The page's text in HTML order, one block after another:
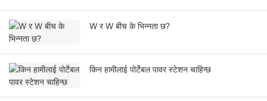
W र W बीच के भिन्नता छ?
किन हामीलाई पोर्टेबल पावर स्टेशन चाहिन्छ